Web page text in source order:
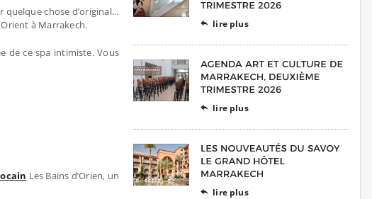
chose d’original…
à Marrakech.
de ce spa intimiste. Vous
Les Bains d’Orien, un
 lire plus
 lire plus
 lire plus